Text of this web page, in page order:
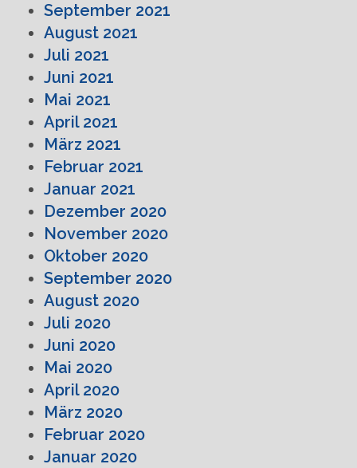
September 2021
August 2021
Juli 2021
Juni 2021
Mai 2021
April 2021
März 2021
Februar 2021
Januar 2021
Dezember 2020
November 2020
Oktober 2020
September 2020
August 2020
Juli 2020
Juni 2020
Mai 2020
April 2020
März 2020
Februar 2020
Januar 2020